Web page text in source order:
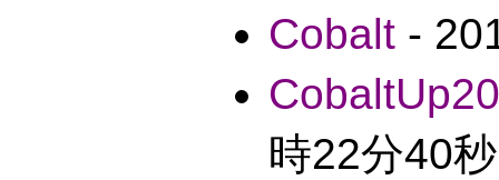
Cobalt-
時22分40秒